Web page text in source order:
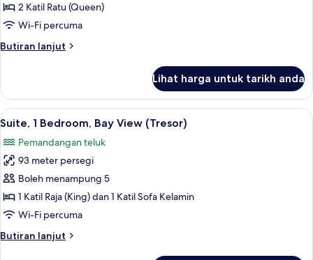
Standard
Room,
2
Katil
(Queen)
2 Katil Ratu (Queen)
Wi-Fi percuma
Butiran lanjut
Butiran
Room,
Katil
(Queen)
Lihat harga untuk tarikh anda
Lihat
semua
foto
untuk
Suite,
1
Bedroom,
View
Suite, 1 Bedroom, Bay View (Tresor)
5
Suite, 1 Bedroom, Bay View (Tresor)
Pemandangan teluk
93 meter persegi
Boleh menampung 5
1 Katil Raja (King) dan 1 Katil Sofa Kelamin
Wi-Fi percuma
Butiran lanjut
Butiran